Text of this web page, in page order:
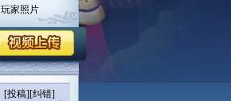
玩家照片
[投稿][纠错]